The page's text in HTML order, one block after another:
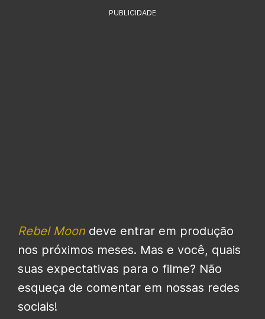
PUBLICIDADE
Rebel Moon deve entrar em produção
nos próximos meses. Mas e você, quais
suas expectativas para o filme? Não
esqueça de comentar em nossas redes
sociais!